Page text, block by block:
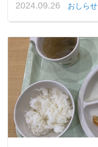
2024.09.26 おしらせ